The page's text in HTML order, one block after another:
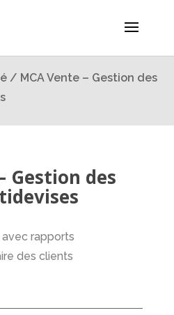
/ MCA Vente – Gestion des
Gestion des
avec rapports
des clients